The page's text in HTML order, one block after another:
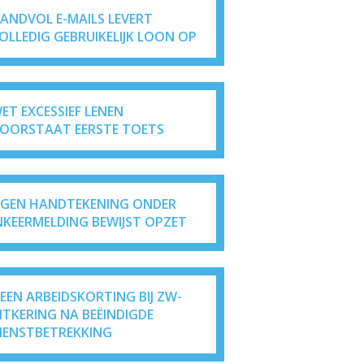
E-MAILS LEVERT
GEBRUIKELIJK LOON OP
EXCESSIEF LENEN
EERSTE TOETS
HANDTEKENING ONDER
BEWIJST OPZET
ARBEIDSKORTING BIJ ZW-
NA BEËINDIGDE